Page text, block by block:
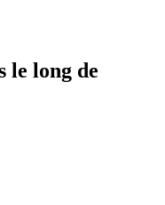
le long de